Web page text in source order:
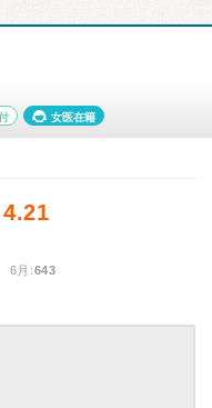
女医在籍
4.21
月:643